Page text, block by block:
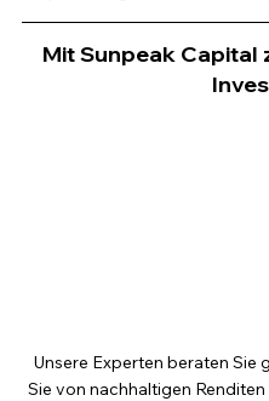
Mit Sunpeak Capital
Unsere Experten beraten Sie
Sie von nachhaltigen